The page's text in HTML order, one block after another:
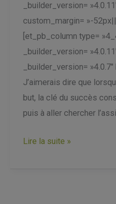
_builder_version=
custom_margin= »-
[et_pb_column type=
_builder_version=
_builder_version=
J’aimerais dire que
but, la clé du succès
puis à aller chercher
Lire la suite »